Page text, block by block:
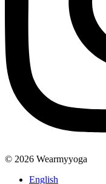
© 2026 Wearmyyoga
English